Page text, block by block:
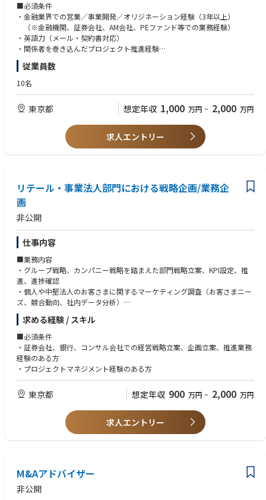
ーケット関係者とのリレーション構築
・新規顧客開拓及び新規案件の獲得
・営業戦略の企画、立案及び実行
2. ストラクチャリング・提案業務
・顧客ニーズの把握及び各種ソリューションの提案
・受託条件の調整並びに手数料提案書等の作成
・商品内容、リスク及び契約条件に関する説明
3. 案件受託・プロジェクトマネジメント
・社内関係部署との案件受託条件及び受託可否の調整
・顧客デューデリジェンス（CDD/KYC）及び取引適合性確認の実施
・受託からクロージングまでの案件管理
4. クライアントリレーション
5. 商品開発・事業開発
・市場動向及び投資家ニーズの調査・分析
・新たな信託商品及びストラクチャーの企画・開発
・法務・コンプライアンス部門と連携した新サービスの導入検討
・新規事業及び事業拡大施策の推進
■ポジションの魅力
・代表取締役直下のポジションとして業務を推進できる
・信託・証券化・ストラクチャードファイナンス分野における高度な専門
性を身につけられる
・営業のみならず商品開発や事業開発にも関与できる
・金融機関、スポンサー、アセットマネージャー等の幅広いマーケット参
加者とのネットワークを構築できる
■同社の特徴
【主要顧客】
証券化取引、LBOファイナンス、プロジェクトファイナンス、証券リパッ
ケージ商品などを組成する国内外の金融機関や、オフィス、住宅、ホテ
ル、インフラ、データセンター、再生可能エネルギー案件など、多様なア
セットへ投資する国内外の大手アセットマネージャーを主要顧客としてい
ます。
【業務の補足】
本ポジションでは、こうした顧客およびそのアドバイザーと密接に連携し
適な信託スキームやソリューションを提案・実現していく、提案力とプロ
ジェクト推進力が求められるポジションです。
■必須条件
・金融業界での営業／事業開発／オリジネーション経験（3年以上）
（※金融機関、証券会社、AM会社、PEファンド等での業務経験）
・英語力（メール・契約書対応）
・関係者を巻き込んだプロジェクト推進経験
・高い提案・交渉力と案件推進力
■歓迎条件
・信託スキーム・信託商品の知識・経験
・シンジケートローン等のファイナンス実務経験
・金融関連法令の知識​‌
・クロスボーダー案件の経験​
・金融分野への知的好奇心と学習意欲がある方
・顧客志向で信頼関係を構築できる方
・高いコンプライアンス意識を持つ方
・変化を楽しみ、事業成長に貢献できる方
従業員数
10名
東京都 想定年収 1,000 万円 ~ 2,000 万円
求人エントリー
リテール・事業法人部門における戦略企画/業務企
画
非公開
仕事内容
■業務内容
・グループ戦略、カンパニー戦略を踏まえた部門戦略立案、KPI設定、推
進、進捗確認
・個人や中堅法人のお客さまに関するマーケティング調査（お客さまニー
ズ、競合動向、社内データ分析）
・個人や中堅法人のお客さまに関する営業戦略および施策の立案・実行支
援
・ネット証券との協働戦略の立案
・DXを活用した効率的な営業手法、業務支援策の検討
求める経験 / スキル
■必須条件
・証券会社、銀行、コンサル会社での経営戦略立案、企画立案、推進業務
経験のある方
・プロジェクトマネジメント経験のある方
東京都 想定年収 900 万円 ~ 2,000 万円
求人エントリー
M&Aアドバイザー
非公開